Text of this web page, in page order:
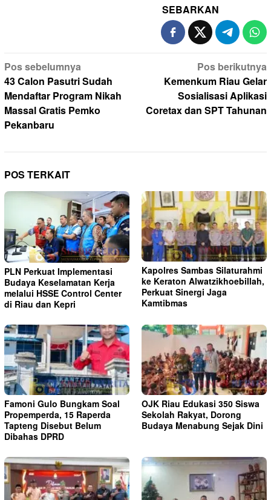
SEBARKAN
Navigasi
pos
Pos sebelumnya
43 Calon Pasutri Sudah
Mendaftar Program Nikah
Massal Gratis Pemko
Pekanbaru
Pos berikutnya
Kemenkum Riau Gelar
Sosialisasi Aplikasi
Coretax dan SPT Tahunan
POS TERKAIT
PLN Perkuat Implementasi
Budaya Keselamatan Kerja
melalui HSSE Control Center
di Riau dan Kepri
Kapolres Sambas Silaturahmi
ke Keraton Alwatzikhoebillah,
Perkuat Sinergi Jaga
Kamtibmas
Famoni Gulo Bungkam Soal
Propemperda, 15 Raperda
Tapteng Disebut Belum
Dibahas DPRD
OJK Riau Edukasi 350 Siswa
Sekolah Rakyat, Dorong
Budaya Menabung Sejak Dini